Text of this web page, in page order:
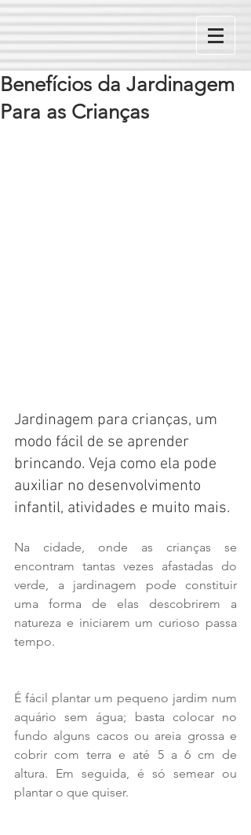
Benefícios da Jardinagem
Para as Crianças
Jardinagem para crianças, um
modo fácil de se aprender
brincando. Veja como ela pode
auxiliar no desenvolvimento
infantil, atividades e muito mais.
Na cidade, onde as crianças se
encontram tantas vezes afastadas do
verde, a jardinagem pode constituir
uma forma de elas descobrirem a
natureza e iniciarem um curioso passa
tempo.
É fácil plantar um pequeno jardim num
aquário sem água; basta colocar no
fundo alguns cacos ou areia grossa e
cobrir com terra e até 5 a 6 cm de
altura. Em seguida, é só semear ou
plantar o que quiser.